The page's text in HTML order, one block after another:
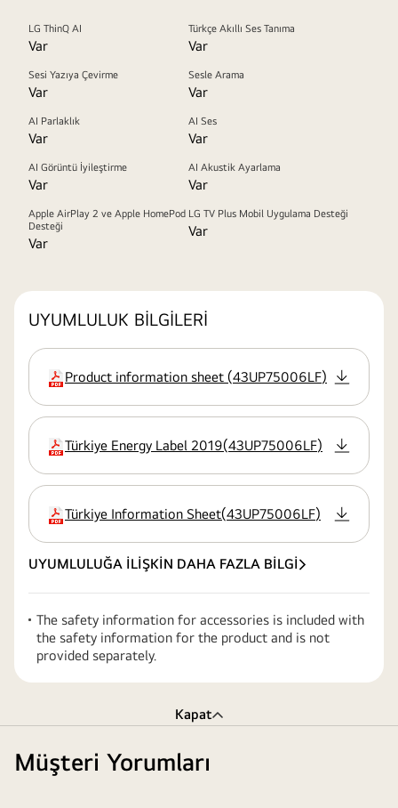
LG ThinQ AI
Var
Türkçe Akıllı Ses Tanıma
Var
Sesi Yazıya Çevirme
Var
Sesle Arama
Var
AI Parlaklık
Var
AI Ses
Var
AI Görüntü İyileştirme
Var
AI Akustik Ayarlama
Var
Apple AirPlay 2 ve Apple HomePod
Desteği
Var
LG TV Plus Mobil Uygulama Desteği
Var
UYUMLULUK BİLGİLERİ
uzatma
Product information sheet (43UP75006LF)
uzatma
Türkiye Energy Label 2019(43UP75006LF)
uzatma
Türkiye Information Sheet(43UP75006LF)
UYUMLULUĞA İLİŞKİN DAHA FAZLA BİLGİ
The safety information for accessories is included with
the safety information for the product and is not
provided separately.
Kapat
Müşteri Yorumları